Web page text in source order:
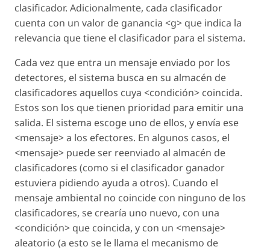
clasificador. Adicionalmente, cada clasificador
cuenta con un valor de ganancia <g> que indica la
relevancia que tiene el clasificador para el sistema.
Cada vez que entra un mensaje enviado por los
detectores, el sistema busca en su almacén de
clasificadores aquellos cuya <condición> coincida.
Estos son los que tienen prioridad para emitir una
salida. El sistema escoge uno de ellos, y envía ese
<mensaje> a los efectores. En algunos casos, el
<mensaje> puede ser reenviado al almacén de
clasificadores (como si el clasificador ganador
estuviera pidiendo ayuda a otros). Cuando el
mensaje ambiental no coincide con ninguno de los
clasificadores, se crearía uno nuevo, con una
<condición> que coincida, y con un <mensaje>
aleatorio (a esto se le llama el mecanismo de